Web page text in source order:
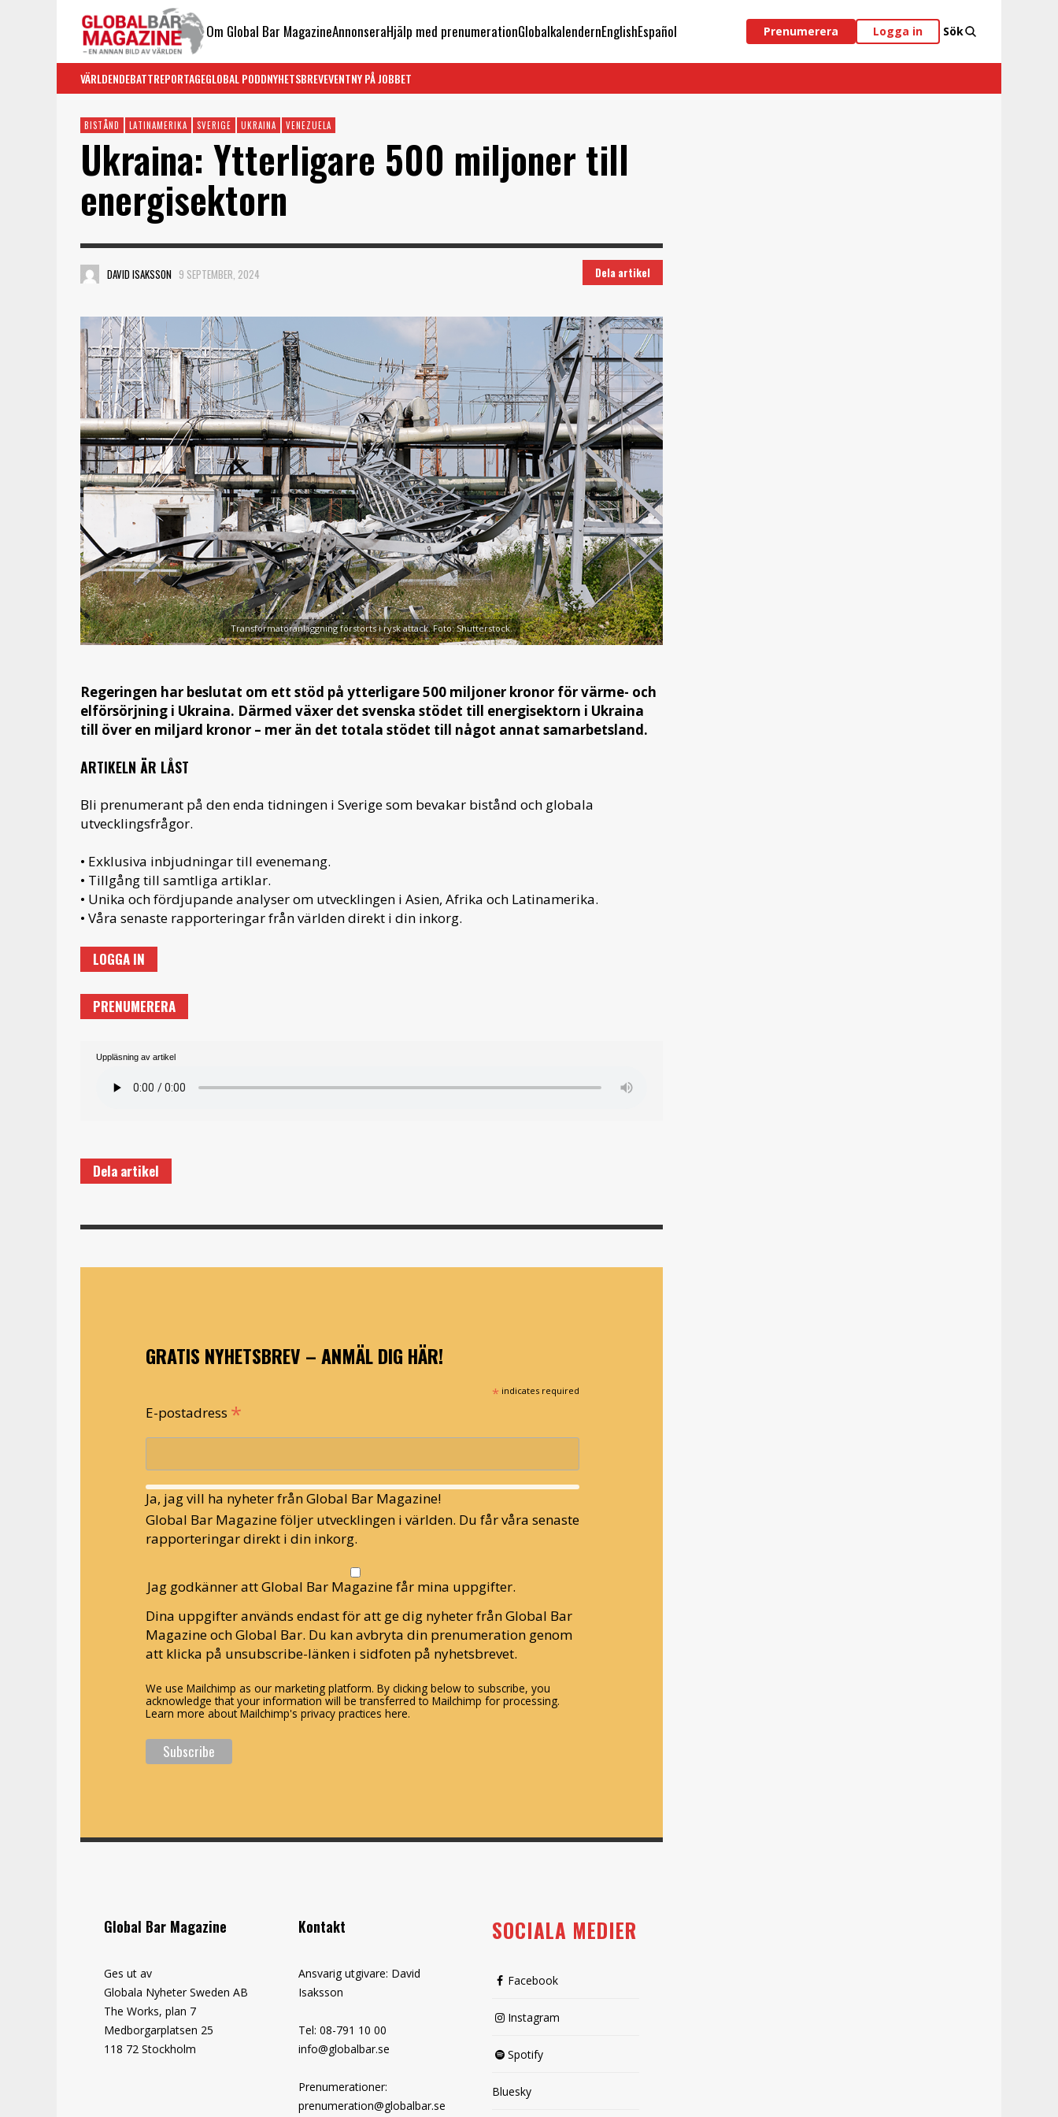
Om Global Bar MagazineAnnonseraHjälp med prenumerationGlobalkalendernEnglishEspañol Prenumerera Logga in Sök
VÄRLDENDEBATTREPORTAGEGLOBAL PODDNYHETSBREVEVENTNY PÅ JOBBET
BISTÅND LATINAMERIKA SVERIGE UKRAINA VENEZUELA
Ukraina: Ytterligare 500 miljoner till
energisektorn
DAVID ISAKSSON 9 SEPTEMBER, 2024 Dela artikel
Transformatoranläggning förstörts i rysk attack. Foto: Shutterstock.
Regeringen har beslutat om ett stöd på ytterligare 500 miljoner kronor för värme- och
elförsörjning i Ukraina. Därmed växer det svenska stödet till energisektorn i Ukraina
till över en miljard kronor – mer än det totala stödet till något annat samarbetsland.
ARTIKELN ÄR LÅST
Bli prenumerant på den enda tidningen i Sverige som bevakar bistånd och globala
utvecklingsfrågor.
• Exklusiva inbjudningar till evenemang.
• Tillgång till samtliga artiklar.
• Unika och fördjupande analyser om utvecklingen i Asien, Afrika och Latinamerika.
• Våra senaste rapporteringar från världen direkt i din inkorg.
LOGGA IN
PRENUMERERA
Uppläsning av artikel
Dela artikel
GRATIS NYHETSBREV – ANMÄL DIG HÄR!
* indicates required
E-postadress *
Ja, jag vill ha nyheter från Global Bar Magazine!
Global Bar Magazine följer utvecklingen i världen. Du får våra senaste
rapporteringar direkt i din inkorg.
Jag godkänner att Global Bar Magazine får mina uppgifter.
Dina uppgifter används endast för att ge dig nyheter från Global Bar
Magazine och Global Bar. Du kan avbryta din prenumeration genom
att klicka på unsubscribe-länken i sidfoten på nyhetsbrevet.
We use Mailchimp as our marketing platform. By clicking below to subscribe, you
acknowledge that your information will be transferred to Mailchimp for processing.
Learn more about Mailchimp's privacy practices here.
Global Bar Magazine
Ges ut av
Globala Nyheter Sweden AB
The Works, plan 7
Medborgarplatsen 25
118 72 Stockholm
Kontakt
Ansvarig utgivare: David
Isaksson
Tel: 08-791 10 00
info@globalbar.se
Prenumerationer:
prenumeration@globalbar.se
SOCIALA MEDIER
Facebook
Instagram
Spotify
Bluesky